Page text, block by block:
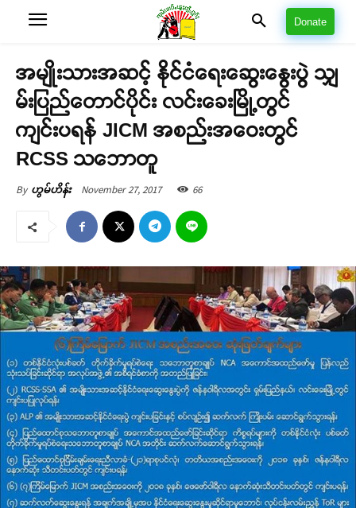
Donate
အမျိုးသားအဆင့် နိုင်ငံရေးဆွေးနွေးပွဲ သျှ
မ်းပြည်တောင်ပိုင်း လင်းခေးမြို့တွင်
ကျင်းပရန် JICM အစည်းအဝေးတွင်
RCSS သဘောတူ
By ဟွမ်ဟိန်း November 27, 2017 66